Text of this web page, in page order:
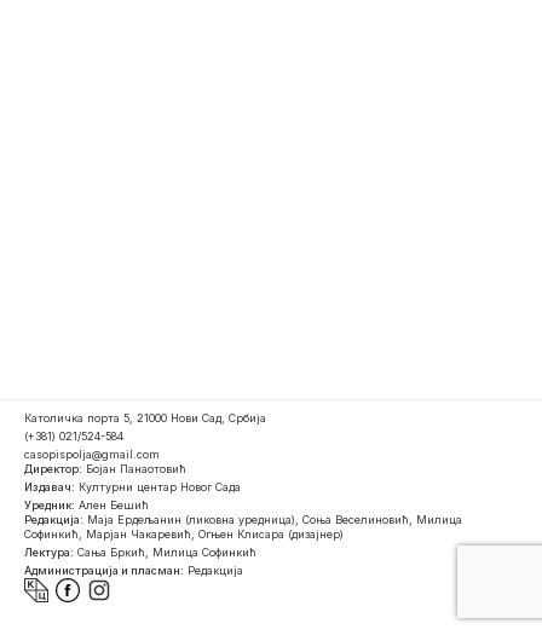
Католичка порта 5, 21000 Нови Сад, Србија
(+381) 021/524-584
casopispolja@gmail.com
Директор: Бојан Панаотовић
Издавач: Културни центар Новог Сада
Уредник: Ален Бешић
Редакција: Маја Ердељанин (ликовна уредница), Соња Веселиновић, Милица
Софинкић, Марјан Чакаревић, Огњен Клисара (дизајнер)
Лектура: Сања Бркић, Милица Софинкић
Администрација и пласман: Редакција